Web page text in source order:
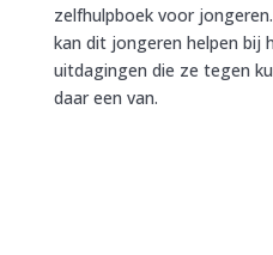
zelfhulpboek voor
kan dit jongeren helpen bij
uitdagingen die ze tegen
daar een van.